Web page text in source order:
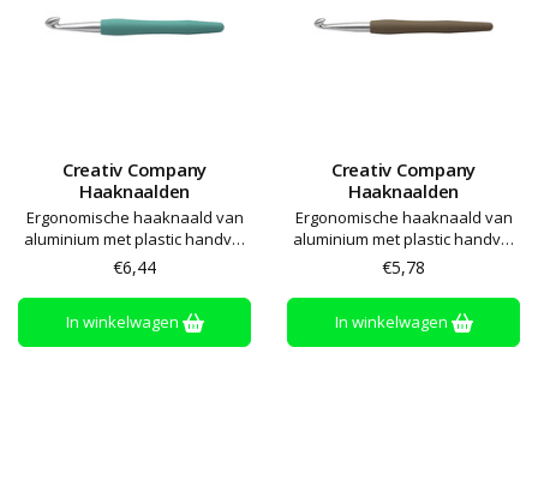
Creativ Company
Haaknaalden
Ergonomische haaknaald van
aluminium met plastic handvat
met softgrip
€6,44
In winkelwagen
Creativ Company
Haaknaalden
Ergonomische haaknaald van
aluminium met plastic handvat
met softgrip
€5,78
In winkelwagen